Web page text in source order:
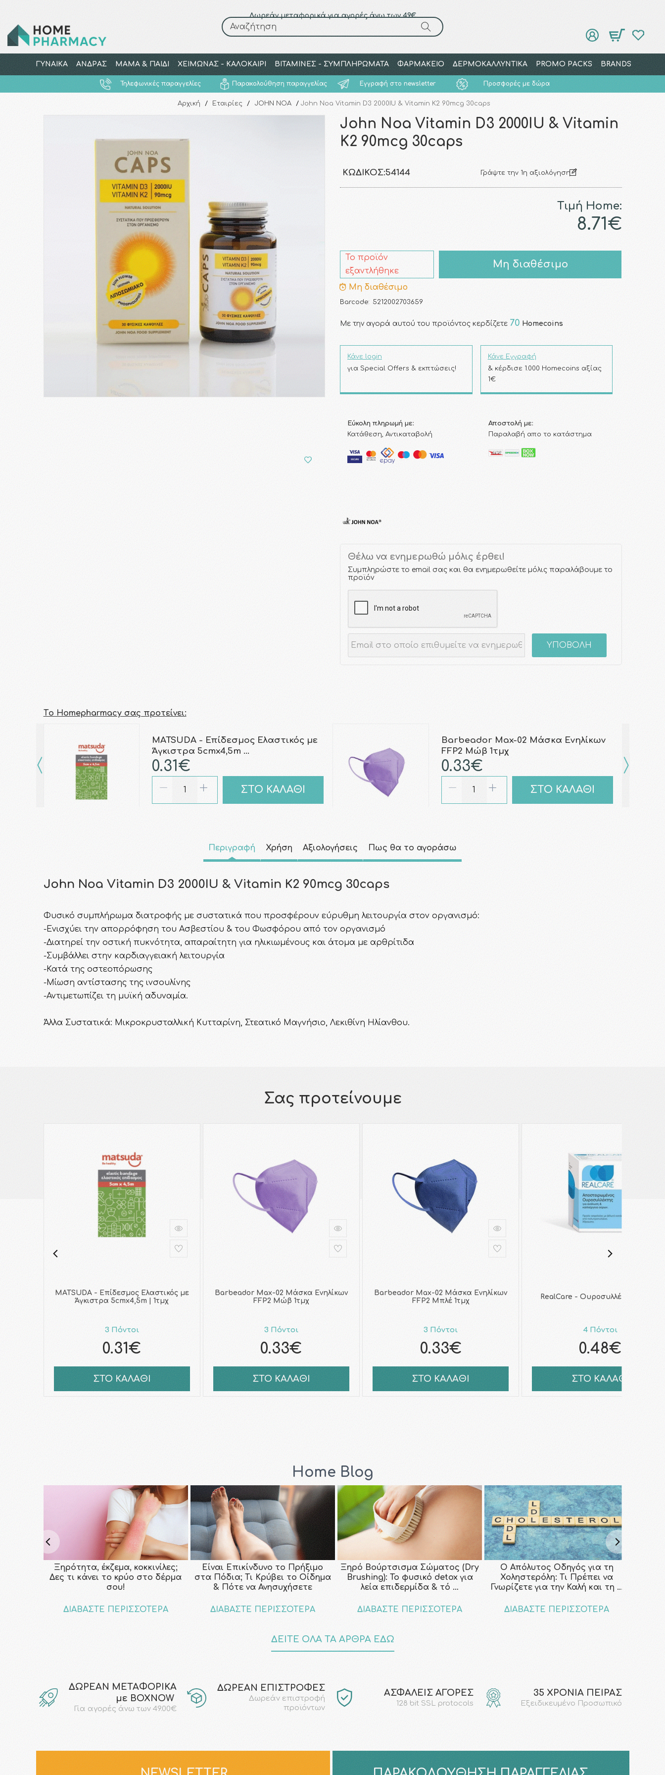
Δωρεάν μεταφορικά για αγορές άνω των 49€
Αναζήτηση
ΓΥΝΑΙΚΑ ΑΝΔΡΑΣ ΜΑΜΑ & ΠΑΙΔΙ ΧΕΙΜΩΝΑΣ - ΚΑΛΟΚΑΙΡΙ ΒΙΤΑΜΙΝΕΣ - ΣΥΜΠΛΗΡΩΜΑΤΑ ΦΑΡΜΑΚΕΙΟ ΔΕΡΜΟΚΑΛΛΥΝΤΙΚΑ PROMO PACKS BRANDS
Τηλεφωνικές παραγγελίες Παρακολούθηση παραγγελίας Εγγραφή στο newsletter Προσφορές με δώρα
Αναζήτηση
Αρχική / Εταιρίες / JOHN NOA / John Noa Vitamin D3 2000IU & Vitamin K2 90mcg 30caps
John Noa Vitamin D3 2000IU & Vitamin
K2 90mcg 30caps
ΚΩΔΙΚΌΣ:54144 Γράψτε την 1η αξιολόγηση
Τιμή Home:
8.71€
Το προϊόν
εξαντλήθηκε
Μη διαθέσιμο
Μη διαθέσιμο
Barcode: 5212002703659
Με την αγορά αυτού του προϊόντος κερδίζετε 70 Homecoins
Κάνε login
για Special Offers & εκπτώσεις!
Κάνε Εγγραφή
& κέρδισε 1.000 Homecoins αξίας
1€
Εύκολη πληρωμή με:
Κατάθεση, Αντικαταβολή
Αποστολή με:
Παραλαβή απο το κατάστημα
Θέλω να ενημερωθώ μόλις έρθει!
Συμπληρώστε το email σας και θα ενημερωθείτε μόλις παραλάβουμε το
προϊόν
ΥΠΟΒΟΛΗ
Τo Homepharmacy σας προτείνει:
MATSUDA - Επίδεσμος Ελαστικός με
Άγκιστρα 5cmx4,5m …
0.31€
ΣΤΟ ΚΑΛΑΘΙ
Barbeador Max-02 Μάσκα Ενηλίκων
FFP2 Μώβ 1τμχ
0.33€
ΣΤΟ ΚΑΛΑΘΙ
Περιγραφή Χρήση Αξιολογήσεις Πως θα το αγοράσω
John Noa Vitamin D3 2000IU & Vitamin K2 90mcg 30caps
Φυσικό συμπλήρωμα διατροφής με συστατικά που προσφέρουν εύρυθμη λειτουργία στον οργανισμό:
-Ενισχύει την απορρόφηση του Ασβεστίου & του Φωσφόρου από τον οργανισμό
-Διατηρεί την οστική πυκνότητα, απαραίτητη για ηλικιωμένους και άτομα με αρθρίτιδα
-Συμβάλλει στην καρδιαγγειακή λειτουργία
-Κατά της οστεοπόρωσης
-Μίωση αντίστασης της ινσουλίνης
-Αντιμετωπίζει τη μυϊκή αδυναμία.
Άλλα Συστατικά: Mικροκρυσταλλική Κυτταρίνη, Στεατικό Μαγνήσιο, Λεκιθίνη Ηλίανθου.
Σας προτείνουμε
MATSUDA - Επίδεσμος Ελαστικός με
Άγκιστρα 5cmx4,5m | 1τμχ
3 Πόντοι
0.31€
ΣΤΟ ΚΑΛΑΘΙ
Barbeador Max-02 Μάσκα Ενηλίκων
FFP2 Μώβ 1τμχ
3 Πόντοι
0.33€
ΣΤΟ ΚΑΛΑΘΙ
Barbeador Max-02 Μάσκα Ενηλίκων
FFP2 Μπλέ 1τμχ
3 Πόντοι
0.33€
ΣΤΟ ΚΑΛΑΘΙ
RealCare - Ουροσυλλέκτης | 1τμχ
4 Πόντοι
0.48€
ΣΤΟ ΚΑΛΑΘΙ
Home Blog
Ξηρότητα, έκζεμα, κοκκινίλες;
Δες τι κάνει το κρύο στο δέρμα
σου!
ΔΙΑΒΑΣΤΕ ΠΕΡΙΣΣΟΤΕΡΑ
Είναι Επικίνδυνο το Πρήξιμο
στα Πόδια; Τι Κρύβει το Οίδημα
& Πότε να Ανησυχήσετε
ΔΙΑΒΑΣΤΕ ΠΕΡΙΣΣΟΤΕΡΑ
Ξηρό Βούρτσισμα Σώματος (Dry
Brushing): Το φυσικό detox για
λεία επιδερμίδα & τό …
ΔΙΑΒΑΣΤΕ ΠΕΡΙΣΣΟΤΕΡΑ
Ο Απόλυτος Οδηγός για τη
Χοληστερόλη: Τι Πρέπει να
Γνωρίζετε για την Καλή και τη …
ΔΙΑΒΑΣΤΕ ΠΕΡΙΣΣΟΤΕΡΑ
ΔΕΙΤΕ ΟΛΑ ΤΑ ΑΡΘΡΑ ΕΔΩ
ΔΩΡΕΑΝ ΜΕΤΑΦΟΡΙΚΑ
με ΒΟΧΝΟW
Για αγορές άνω των 49.00€
ΔΩΡΕΑΝ ΕΠΙΣΤΡΟΦΕΣ
Δωρεάν επιστροφή
προϊόντων
AΣΦΑΛΕΙΣ ΑΓΟΡΕΣ
128 bit SSL protocols
35 ΧΡΟΝΙΑ ΠΕΙΡΑΣ
Εξειδικευμένο Προσωπικό